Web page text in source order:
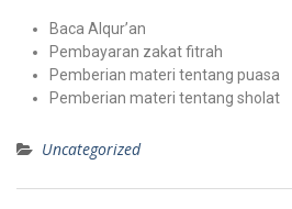
Baca Alqur’an
Pembayaran zakat fitrah
Pemberian materi tentang puasa
Pemberian materi tentang sholat
Uncategorized